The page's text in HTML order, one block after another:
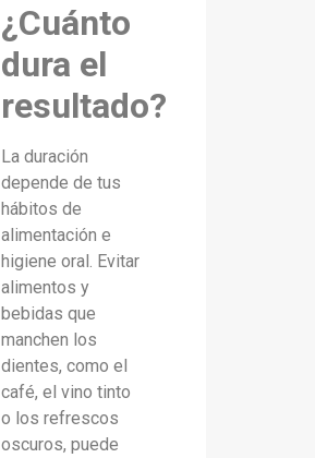
¿Cuánto
dura el
resultado?
La duración
depende de tus
hábitos de
alimentación e
higiene oral. Evitar
alimentos y
bebidas que
manchen los
dientes, como el
café, el vino tinto
o los refrescos
oscuros, puede